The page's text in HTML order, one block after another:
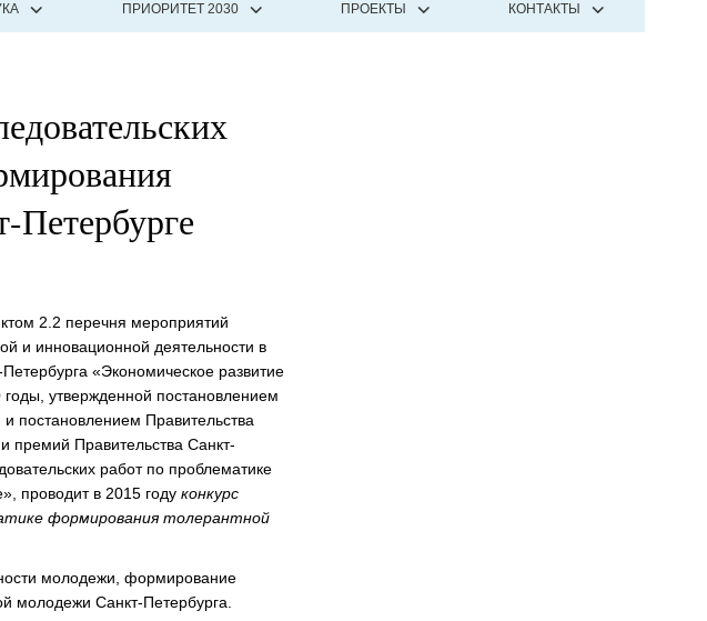
ПРИОРИТЕТ 2030 ПРОЕКТЫ КОНТАКТЫ
Петербурге
2.2 перечня мероприятий
и инновационной деятельности в
«Экономическое развитие
утвержденной постановлением
постановлением Правительства
премий Правительства Санкт-
работ по проблематике
проводит в 2015 году конкурс
формирования толерантной
молодежи, формирование
молодежи Санкт-Петербурга.